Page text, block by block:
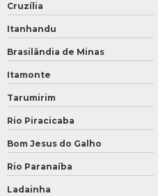
Cruzília
Itanhandu
Brasilândia de Minas
Itamonte
Tarumirim
Rio Piracicaba
Bom Jesus do Galho
Rio Paranaíba
Ladainha